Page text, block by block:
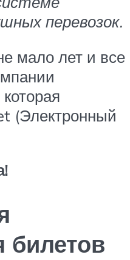
перевозок.
мало лет и все
(Электронный
билетов